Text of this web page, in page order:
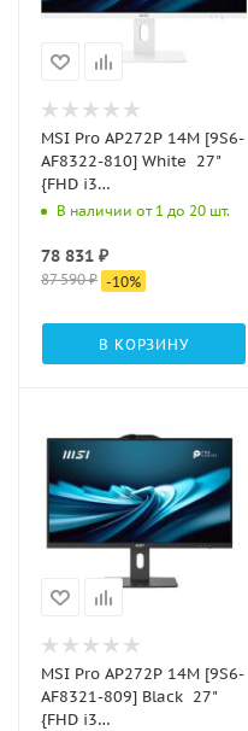
MSI Pro AP272P 14M [9S6-
AF8322-810] White 27"
{FHD i3
14100/16Gb/512Gb
В наличии от 1 до 20 шт.
78 831 ₽
87 590₽ -10%
В КОРЗИНУ
MSI Pro AP272P 14M [9S6-
AF8321-809] Black 27"
{FHD i3